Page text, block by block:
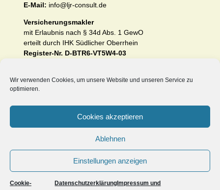
Wir verwenden Cookies, um unsere Website und unseren Service zu
optimieren.
Cookies akzeptieren
Ablehnen
Einstellungen anzeigen
Cookie- Datenschutzerklärung Impressum und
E-Mail: info@ljr-consult.de
Versicherungsmakler
mit Erlaubnis nach § 34d Abs. 1 GewO
erteilt durch IHK Südlicher Oberrhein
Register-Nr. D-BTR6-VT5W4-03
VersVermV
Datenschutzerklärung (EU-DSGVO)